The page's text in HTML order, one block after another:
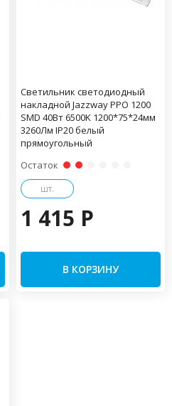
Светильник светодиодный
накладной Jazzway PPО 1200
SMD 40Вт 6500K 1200*75*24мм
3260Лм IP20 белый
прямоугольный
Остаток
шт.
1 415 P
В КОРЗИНУ